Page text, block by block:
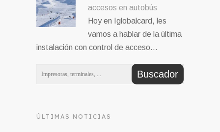
accesos en autobús
Hoy en Iglobalcard, les
vamos a hablar de la última
instalación con control de acceso…
ÚLTIMAS NOTICIAS